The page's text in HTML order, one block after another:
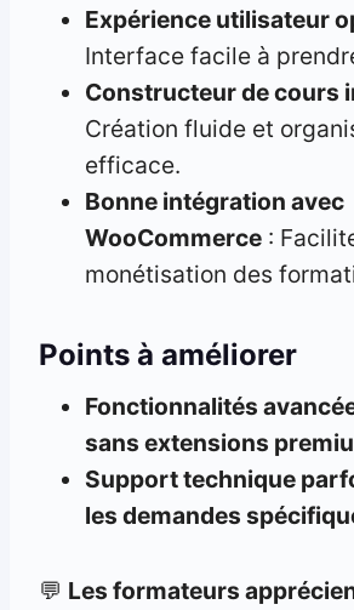
Expérience utilisateur
Interface facile à
Constructeur de cours
Création fluide et
efficace.
Bonne intégration avec
WooCommerce :
monétisation des
Points à améliorer
Fonctionnalités
sans extensions
Support technique
les demandes
💬 Les formateurs